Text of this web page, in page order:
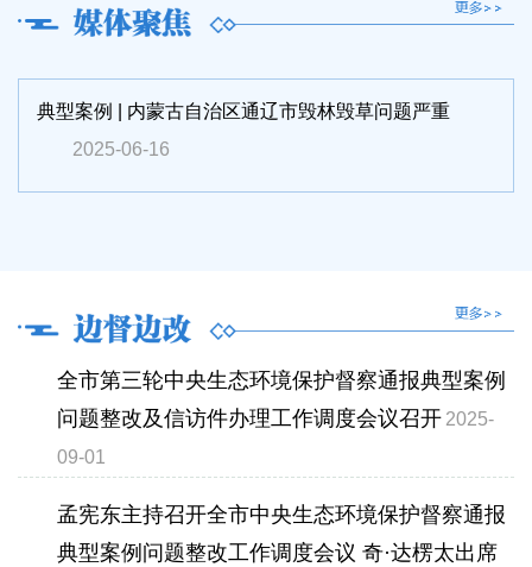
典型案例 | 内蒙古自治区通辽市毁林毁草问题严重
2025-06-16
全市第三轮中央生态环境保护督察通报典型案例
问题整改及信访件办理工作调度会议召开 2025-
09-01
孟宪东主持召开全市中央生态环境保护督察通报
典型案例问题整改工作调度会议 奇·达楞太出席